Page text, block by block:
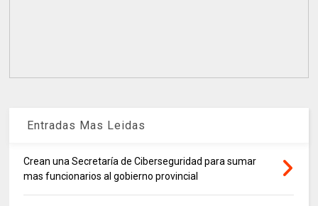
Entradas Mas Leidas
Crean una Secretaría de Ciberseguridad para sumar
mas funcionarios al gobierno provincial